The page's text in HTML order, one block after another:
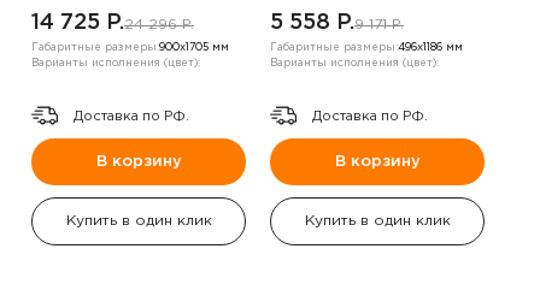
14 725 P.24 296 P.
Габаритные размеры:900х1705 мм
Варианты исполнения (цвет):
Доставка по РФ.
В корзину
Купить в один клик
5 558 P.9 171 P.
Габаритные размеры:496х1186 мм
Варианты исполнения (цвет):
Доставка по РФ.
В корзину
Купить в один клик